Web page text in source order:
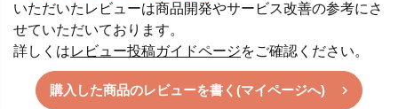
いただいたレビューは商品開発やサービス改善の参考にさ
せていただいております。
詳しくはレビュー投稿ガイドページをご確認ください。
購入した商品のレビューを書く(マイページへ)